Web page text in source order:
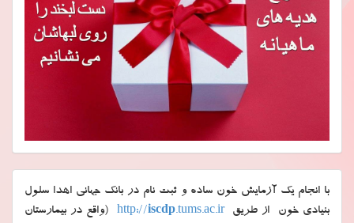
با انجام یک آزمایش خون ساده و ثبت نام در بانک جهانی اهدا سلول
بنیادی خون از طریق
http://iscdp.tums.ac.ir
(واقع در بیمارستان